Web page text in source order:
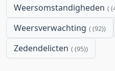
Weersomstandigheden
Weersverwachting (92)
Zedendelicten (95)